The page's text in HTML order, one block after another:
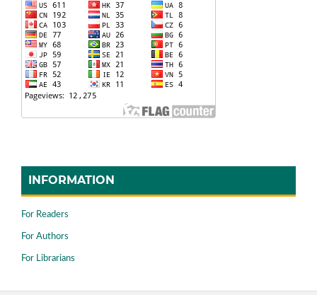
INFORMATION
For Readers
For Authors
For Librarians